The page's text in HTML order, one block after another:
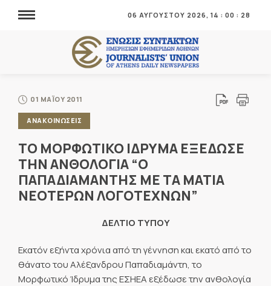
06 ΑΥΓΟΥΣΤΟΥ 2026, 14 : 00 : 28
01 ΜΑΪΟΥ 2011
ΑΝΑΚΟΙΝΩΣΕΙΣ
ΤΟ ΜΟΡΦΩΤΙΚΟ ΙΔΡΥΜΑ ΕΞΕΔΩΣΕ
ΤΗΝ ΑΝΘΟΛΟΓΙΑ “Ο
ΠΑΠΑΔΙΑΜΑΝΤΗΣ ΜΕ ΤΑ ΜΑΤΙΑ
ΝΕΟΤΕΡΩΝ ΛΟΓΟΤΕΧΝΩΝ”
ΔΕΛΤΙΟ ΤΥΠΟΥ
Εκατόν εξήντα χρόνια από τη γέννηση και εκατό από το
θάνατο του Αλέξανδρου Παπαδιαμάντη, το
Μορφωτικό Ίδρυμα της ΕΣΗΕΑ εξέδωσε την ανθολογία